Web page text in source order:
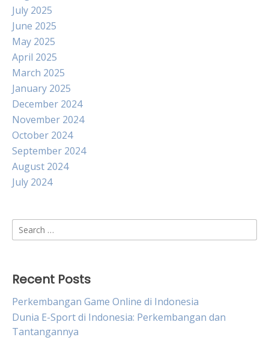
July 2025
June 2025
May 2025
April 2025
March 2025
January 2025
December 2024
November 2024
October 2024
September 2024
August 2024
July 2024
Search
for:
Recent Posts
Perkembangan Game Online di Indonesia
Dunia E-Sport di Indonesia: Perkembangan dan
Tantangannya